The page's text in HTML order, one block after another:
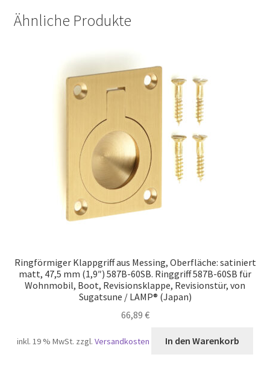
Ähnliche Produkte
Ringförmiger Klappgriff aus Messing, Oberfläche: satiniert
matt, 47,5 mm (1,9″) 587B-60SB. Ringgriff 587B-60SB für
Wohnmobil, Boot, Revisionsklappe, Revisionstür, von
Sugatsune / LAMP® (Japan)
66,89 €
inkl. 19 % MwSt. zzgl.Versandkosten In den Warenkorb